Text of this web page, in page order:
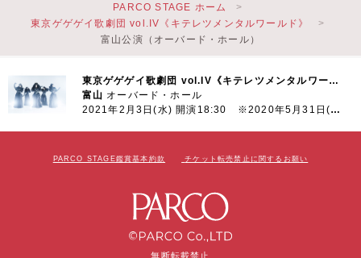
東京ゲゲゲイ歌劇団 vol.IV《キテレツメンタルワールド》
富山 オーバード・ホール
2021年2月3日(水) 開演18:30 ※2020年5月31日(日)より延期
PARCO STAGE ホーム
東京ゲゲゲイ歌劇団 vol.IV《キテレツメンタルワールド》
富山公演（オーバード・ホール）
PARCO STAGE鑑賞基本約款 チケット転売禁止に関するお願い
無断転載禁止